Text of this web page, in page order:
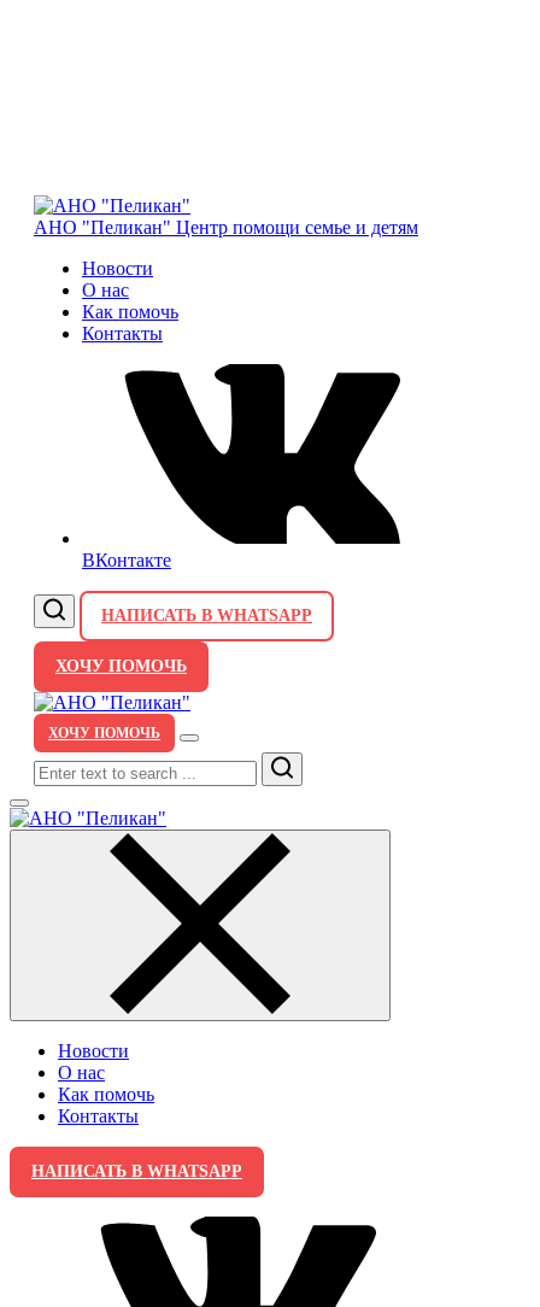
АНО "Пеликан" Центр помощи семье и детям
Новости
О нас
Как помочь
Контакты
ВКонтакте
НАПИСАТЬ В WHATSAPP
ХОЧУ ПОМОЧЬ
ХОЧУ ПОМОЧЬ
Search
Новости
О нас
Как помочь
Контакты
НАПИСАТЬ В WHATSAPP